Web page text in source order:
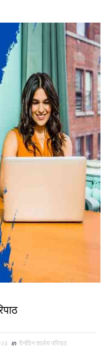
in दैनंदिन शालेय परिपाठ